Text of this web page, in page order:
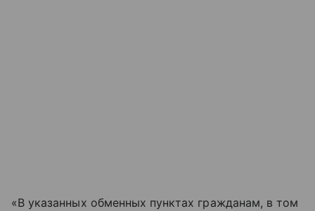
«В указанных обменных пунктах гражданам, в том